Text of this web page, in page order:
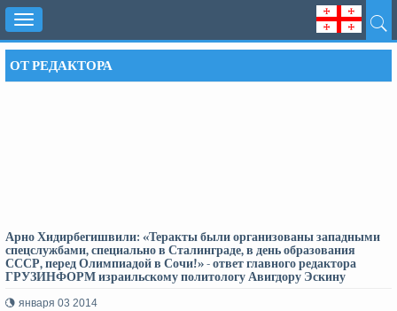
Toggle
navigation
ОТ РЕДАКТОРА
Арно Хидирбегишвили: «Теракты были организованы западными
спецслужбами, специально в Сталинграде, в день образования
СССР, перед Олимпиадой в Сочи!» - ответ главного редактора
ГРУЗИНФОРМ израильскому политологу Авигдору Эскину
января 03 2014